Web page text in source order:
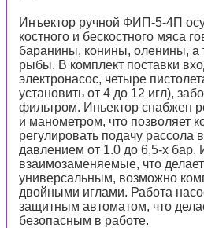
Инъектор ручной ФИП-5-4П
костного и бескостного мяса
баранины, конины, оленины, а
рыбы. В комплект поставки
электронасос, четыре
установить от 4 до 12 игл),
фильтром. Иньектор снабжен
и манометром, что позволяет
регулировать подачу рассола
давлением от 1.0 до 6,5-х бар.
взаимозаменяемые, что
универсальным, возможно
двойными иглами. Работа
защитным автоматом, что
безопасным в работе.